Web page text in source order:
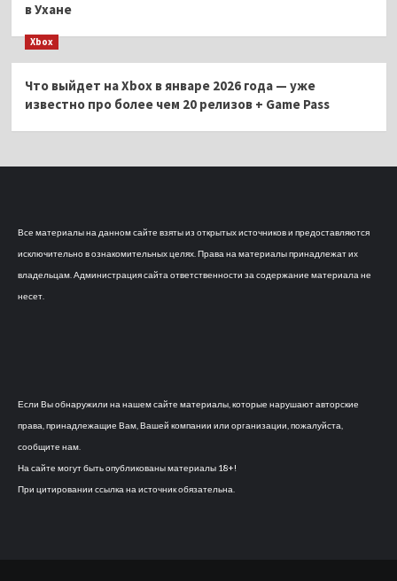
в Ухане
Xbox
Что выйдет на Xbox в январе 2026 года — уже
известно про более чем 20 релизов + Game Pass
Все материалы на данном сайте взяты из открытых источников и предоставляются
исключительно в ознакомительных целях. Права на материалы принадлежат их
владельцам. Администрация сайта ответственности за содержание материала не
несет.
Если Вы обнаружили на нашем сайте материалы, которые нарушают авторские
права, принадлежащие Вам, Вашей компании или организации, пожалуйста,
сообщите нам.
На сайте могут быть опубликованы материалы 18+!
При цитировании ссылка на источник обязательна.